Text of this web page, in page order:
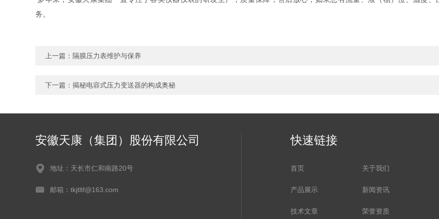
务。
上一篇： 隔膜压力表维护与保养
下一篇： 揭秘电容式压力变送器的构成奥秘
安徽天康（集团）股份有限公司
地址：天长市仁和南路20号
邮箱：tkjtltf@163.com
快速链接
首页 关于我们
产品展示 新闻资讯
技术文章 荣誉资质